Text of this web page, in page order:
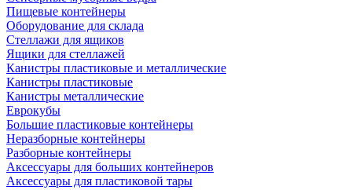
Пищевые контейнеры
Оборудование для склада
Стеллажи для ящиков
Ящики для стеллажей
Канистры пластиковые и металлические
Канистры пластиковые
Канистры металлические
Еврокубы
Большие пластиковые контейнеры
Неразборные контейнеры
Разборные контейнеры
Аксессуары для больших контейнеров
Аксессуары для пластиковой тары